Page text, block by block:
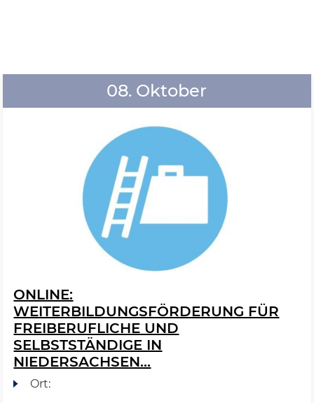
08. Oktober
ONLINE:
WEITERBILDUNGSFÖRDERUNG FÜR
FREIBERUFLICHE UND
SELBSTSTÄNDIGE IN
NIEDERSACHSEN...
Ort: